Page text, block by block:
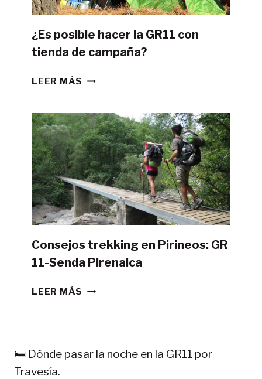
¿Es posible hacer la GR11 con
tienda de campaña?
LEER MÁS ¿ES
LA
GR11
CON
TIENDA
DE
CAMPAÑA?
Consejos trekking en Pirineos: GR
11-Senda Pirenaica
LEER MÁS CONSEJOS
11-
🛏️ Dónde pasar la noche en la GR11 por
Travesía.